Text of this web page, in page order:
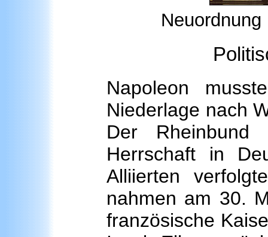
Napoleon
Niederlage nach
Der
Herrschaft in
Alliierten
nahmen am 30.
französische